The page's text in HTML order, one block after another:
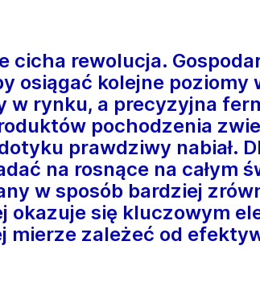
cicha rewolucja.
osiągać kolejne poziomy
w rynku, a precyzyjna
pochodzenia
prawdziwy nabiał.
na rosnące na całym
w sposób bardziej
się kluczowym
mierze zależeć od